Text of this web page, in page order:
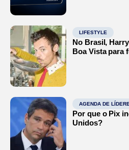
LIFESTYLE
No Brasil,
Boa Vista para
AGENDA DE
Por que o Pix
Unidos?